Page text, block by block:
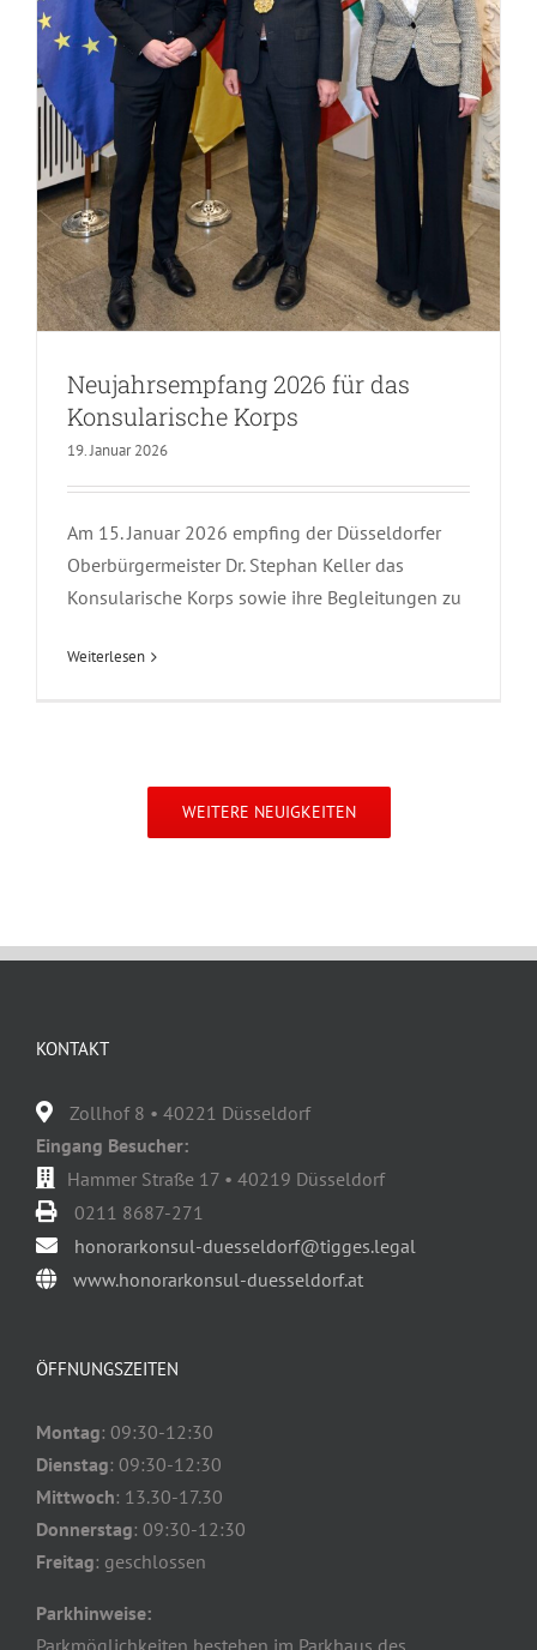
Neujahrsempfang 2026 für das
Konsularische Korps
19. Januar 2026
Am 15. Januar 2026 empfing der Düsseldorfer
Oberbürgermeister Dr. Stephan Keller das
Konsularische Korps sowie ihre Begleitungen zu
Weiterlesen
WEITERE NEUIGKEITEN
KONTAKT
Zollhof 8 • 40221 Düsseldorf
Eingang Besucher:
Hammer Straße 17 • 40219 Düsseldorf
0211 8687-271
honorarkonsul-duesseldorf@tigges.legal
www.honorarkonsul-duesseldorf.at
ÖFFNUNGSZEITEN
Montag: 09:30-12:30
Dienstag: 09:30-12:30
Mittwoch: 13.30-17.30
Donnerstag: 09:30-12:30
Freitag: geschlossen
Parkhinweise:
Parkmöglichkeiten bestehen im Parkhaus des